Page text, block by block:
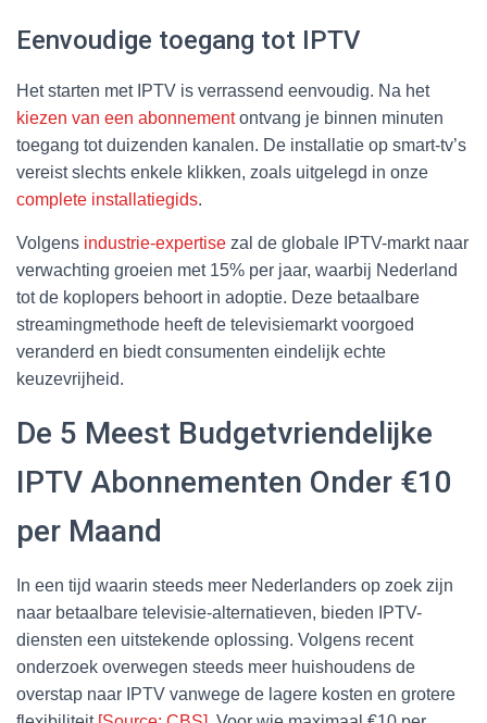
Eenvoudige toegang tot IPTV
Het starten met IPTV is verrassend eenvoudig. Na het
kiezen van een abonnementontvang je binnen minuten
toegang tot duizenden kanalen. De installatie op smart-tv’s
vereist slechts enkele klikken, zoals uitgelegd in onze
complete installatiegids.
Volgens industrie-expertise zal de globale IPTV-markt naar
verwachting groeien met 15% per jaar, waarbij Nederland
tot de koplopers behoort in adoptie. Deze betaalbare
streamingmethode heeft de televisiemarkt voorgoed
veranderd en biedt consumenten eindelijk echte
keuzevrijheid.
De 5 Meest Budgetvriendelijke
IPTV Abonnementen Onder €10
per Maand
In een tijd waarin steeds meer Nederlanders op zoek zijn
naar betaalbare televisie-alternatieven, bieden IPTV-
diensten een uitstekende oplossing. Volgens recent
onderzoek overwegen steeds meer huishoudens de
overstap naar IPTV vanwege de lagere kosten en grotere